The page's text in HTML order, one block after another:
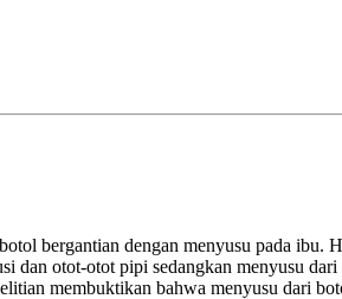
bergantian dengan menyusu pada ibu.
otot-otot pipi sedangkan menyusu
membuktikan bahwa menyusu dari